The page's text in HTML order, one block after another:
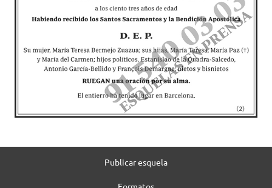
Publicar esquela